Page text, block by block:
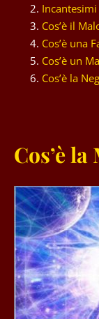
Cos’è il
Cos’è una
Cos’è un
Cos’è la
Cos’è